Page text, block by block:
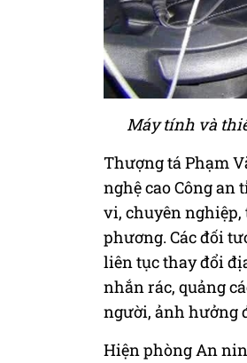
Máy tính và
Thượng tá Phạm
nghệ cao Công
vi, chuyên
phương. Các đối
liên tục thay đổi
nhắn rác, quảng
người, ảnh hưởng
Hiện phòng An